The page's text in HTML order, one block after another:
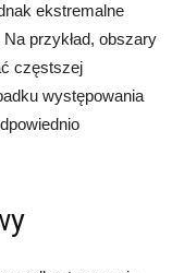
ekstremalne
przykład, obszary
częstszej
występowania